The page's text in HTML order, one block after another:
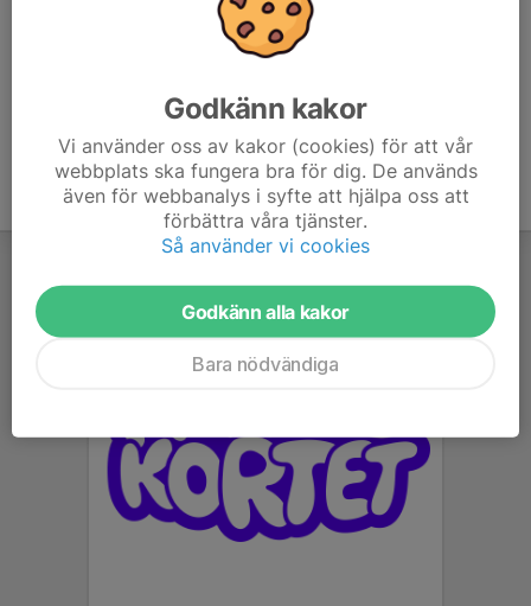
Godkänn kakor
Vi använder oss av kakor (cookies) för att vår
webbplats ska fungera bra för dig. De används
även för webbanalys i syfte att hjälpa oss att
förbättra våra tjänster.
Så använder vi cookies
Godkänn alla kakor
Bara nödvändiga